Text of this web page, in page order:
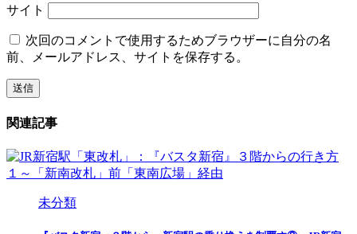
サイト
次回のコメントで使用するためブラウザーに自分の名
前、メールアドレス、サイトを保存する。
関連記事
未分類